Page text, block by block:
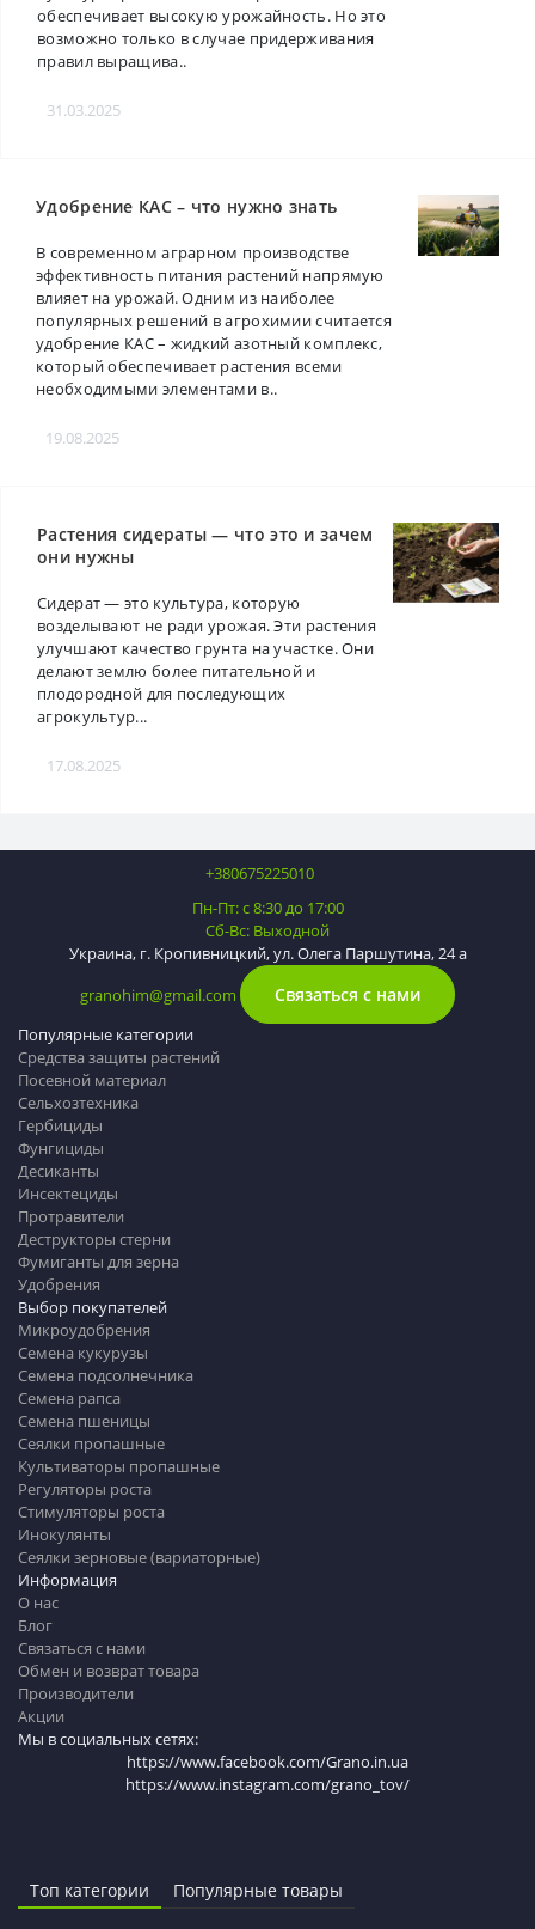
обеспечивает высокую урожайность. Но это
возможно только в случае придерживания
правил выращива..
31.03.2025
Удобрение КАС – что нужно знать
В современном аграрном производстве
эффективность питания растений напрямую
влияет на урожай. Одним из наиболее
популярных решений в агрохимии считается
удобрение КАС – жидкий азотный комплекс,
который обеспечивает растения всеми
необходимыми элементами в..
19.08.2025
Растения сидераты — что это и зачем
они нужны
Сидерат — это культура, которую
возделывают не ради урожая. Эти растения
улучшают качество грунта на участке. Они
делают землю более питательной и
плодородной для последующих
агрокультур...
17.08.2025
+380675225010
Пн-Пт: с 8:30 до 17:00
Сб-Вс: Выходной
Украина, г. Кропивницкий, ул. Олега Паршутина, 24 а
granohim@gmail.com
Связаться с нами
Информация
О нас
Блог
Связаться с нами
Обмен и возврат товара
Производители
Акции
Мы в социальных сетях:
https://www.facebook.com/Grano.in.ua
https://www.instagram.com/grano_tov/
Популярные категории
Средства защиты растений
Посевной материал
Сельхозтехника
Гербициды
Фунгициды
Десиканты
Инсектециды
Протравители
Деструкторы стерни
Фумиганты для зерна
Удобрения
Выбор покупателей
Микроудобрения
Семена кукурузы
Семена подсолнечника
Семена рапса
Семена пшеницы
Сеялки пропашные
Культиваторы пропашные
Регуляторы роста
Стимуляторы роста
Инокулянты
Сеялки зерновые (вариаторные)
Топ категории Популярные товары